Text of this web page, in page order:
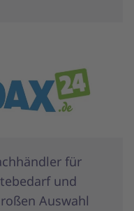
für
und
Auswahl